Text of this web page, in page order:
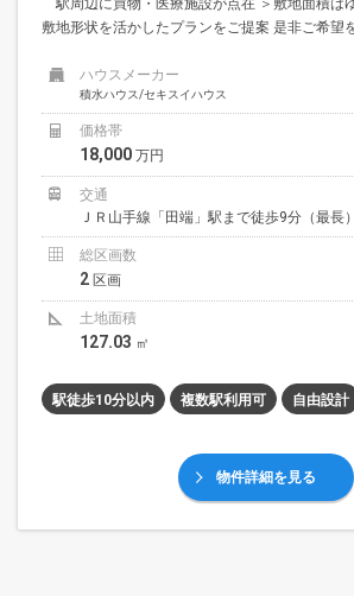
敷地形状を活かしたプランをご提案 是非ご希望
ハウスメーカー
積水ハウス/セキスイハウス
価格帯
18,000 万円
交通
ＪＲ山手線「田端」駅まで徒歩9分（最長）
総区画数
2 区画
土地面積
127.03 ㎡
駅徒歩10分以内 複数駅利用可 自由設計
物件詳細を見る